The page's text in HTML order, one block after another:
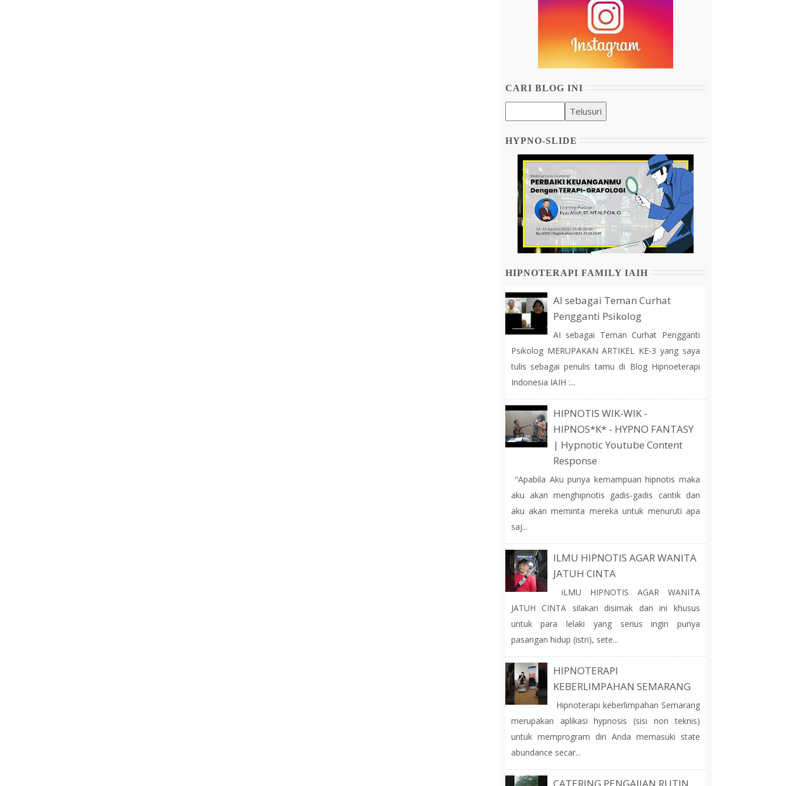
CARI BLOG INI
HYPNO-SLIDE
HIPNOTERAPI FAMILY IAIH
AI sebagai Teman Curhat
Pengganti Psikolog
AI sebagai Teman Curhat Pengganti
Psikolog MERUPAKAN ARTIKEL KE-3 yang saya
tulis sebagai penulis tamu di Blog Hipnoeterapi
Indonesia IAIH :...
HIPNOTIS WIK-WIK -
HIPNOS*K* - HYPNO FANTASY
| Hypnotic Youtube Content
Response
"Apabila Aku punya kemampuan hipnotis maka
aku akan menghipnotis gadis-gadis cantik dan
aku akan meminta mereka untuk menuruti apa
saj...
ILMU HIPNOTIS AGAR WANITA
JATUH CINTA
iLMU HIPNOTIS AGAR WANITA
JATUH CINTA silakan disimak dan ini khusus
untuk para lelaki yang serius ingin punya
pasangan hidup (istri), sete...
HIPNOTERAPI
KEBERLIMPAHAN SEMARANG
Hipnoterapi keberlimpahan Semarang
merupakan aplikasi hypnosis (sisi non teknis)
untuk memprogram diri Anda memasuki state
abundance secar...
CATERING PENGAJIAN RUTIN